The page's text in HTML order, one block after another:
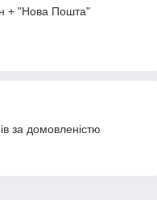
+ "Нова Пошта"
за домовленістю